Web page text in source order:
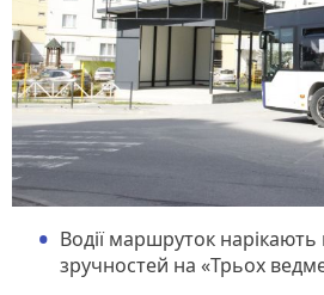
Водії маршруток нарікають
зручностей на «Трьох